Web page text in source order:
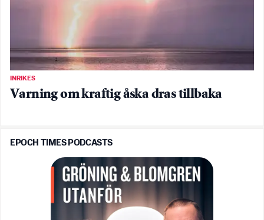
INRIKES
Varning om kraftig åska dras tillbaka
EPOCH TIMES PODCASTS